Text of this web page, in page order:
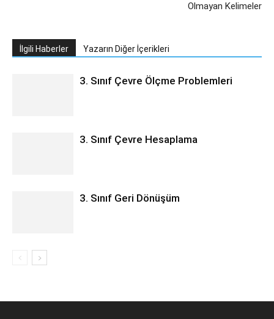
Olmayan Kelimeler
İlgili Haberler Yazarın Diğer İçerikleri
3. Sınıf Çevre Ölçme Problemleri
3. Sınıf Çevre Hesaplama
3. Sınıf Geri Dönüşüm